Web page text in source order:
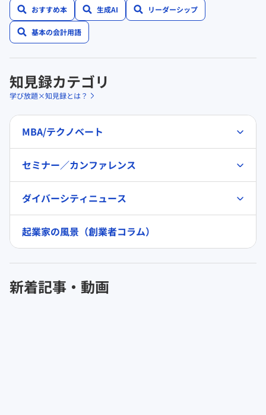
おすすめ本 生成AI リーダーシップ
基本の会計用語
知見録カテゴリ
学び放題×知見録とは？
MBA/テクノベート
セミナー／カンファレンス
ダイバーシティニュース
起業家の風景（創業者コラム）
新着記事・動画